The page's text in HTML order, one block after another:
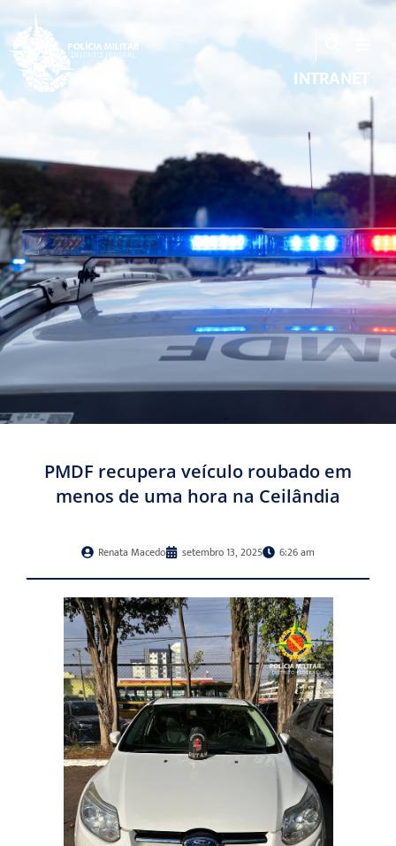
INTRANET
PMDF recupera veículo roubado em
menos de uma hora na Ceilândia
Renata Macedo setembro 13, 2025 6:26 am